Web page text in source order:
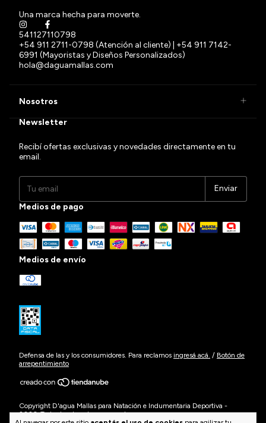
Una marca hecha para moverte.
541127110798
+54 911 2711-0798 (Atención al cliente) | +54 911 7142-
6991 (Mayoristas y Diseños Personalizados)
hola@daguamallas.com
Nosotros
Newsletter
Recibí ofertas exclusivas y novedades directamente en tu
email.
Medios de pago
Medios de envío
Defensa de las y los consumidores. Para reclamos ingresá acá. / Botón de
arrepentimiento
Copyright D'agua Mallas para Natación e Indumentaria Deportiva -
2026. Todos los derechos reservados.